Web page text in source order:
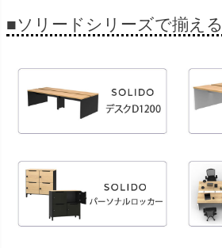
■ソリードシリーズで揃える